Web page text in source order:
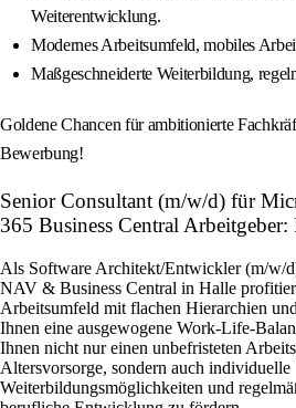
Weiterentwicklung.
Modernes Arbeitsumfeld, mobiles
Maßgeschneiderte Weiterbildung,
Goldene Chancen für ambitionierte
Bewerbung!
Senior Consultant (m/w/d) für
365 Business Central
Als Software Architekt/Entwickler (m/w/
NAV & Business Central in Halle
Arbeitsumfeld mit flachen Hierarchien
Ihnen eine ausgewogene Work-Life-
Ihnen nicht nur einen unbefristeten
Altersvorsorge, sondern auch individuelle
Weiterbildungsmöglichkeiten und